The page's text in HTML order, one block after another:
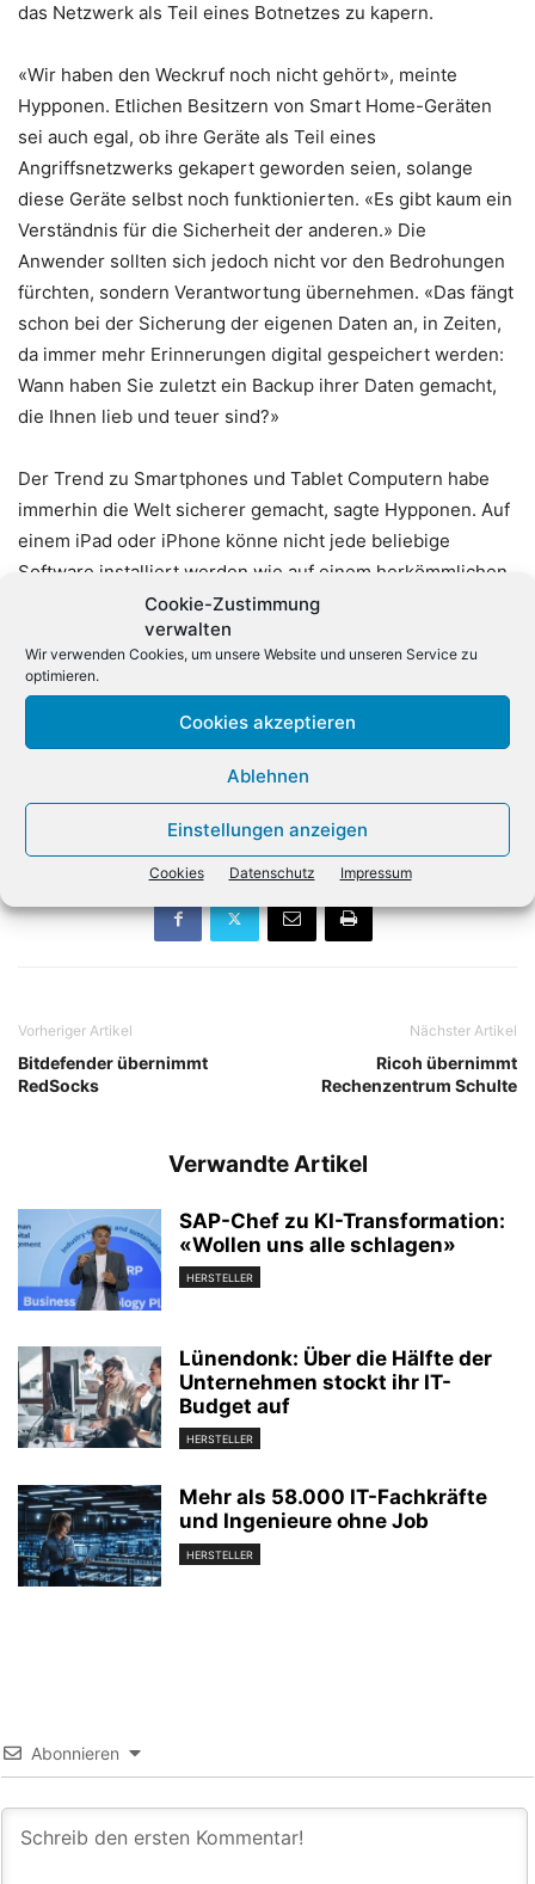
Cookie-Zustimmung
verwalten
Wir verwenden Cookies, um unsere Website und unseren Service zu
optimieren.
Cookies akzeptieren
Ablehnen
Einstellungen anzeigen
Cookies Datenschutz Impressum
das Netzwerk als Teil eines Botnetzes zu kapern.
«Wir haben den Weckruf noch nicht gehört», meinte
Hypponen. Etlichen Besitzern von Smart Home-Geräten
sei auch egal, ob ihre Geräte als Teil eines
Angriffsnetzwerks gekapert geworden seien, solange
diese Geräte selbst noch funktionierten. «Es gibt kaum ein
Verständnis für die Sicherheit der anderen.» Die
Anwender sollten sich jedoch nicht vor den Bedrohungen
fürchten, sondern Verantwortung übernehmen. «Das fängt
schon bei der Sicherung der eigenen Daten an, in Zeiten,
da immer mehr Erinnerungen digital gespeichert werden:
Wann haben Sie zuletzt ein Backup ihrer Daten gemacht,
die Ihnen lieb und teuer sind?»
Der Trend zu Smartphones und Tablet Computern habe
immerhin die Welt sicherer gemacht, sagte Hypponen. Auf
einem iPad oder iPhone könne nicht jede beliebige
Software installiert werden wie auf einem herkömmlichen
Windows-PC. Und selbst das offenere Betriebssystem
Android, bei dem die Installation von Schadsoftware
leichter möglich ist, sei sicherer als das PC-System
Windows. Problematisch zu bewerten sei allerdings die
Tatsache, dass die Mehrzahl der Android-Geräte nicht mit
nicht auf die neuste Android-Version gebracht werden
Vorheriger Artikel
Bitdefender übernimmt
RedSocks
Nächster Artikel
Ricoh übernimmt
Rechenzentrum Schulte
Verwandte Artikel
SAP-Chef zu KI-Transformation:
«Wollen uns alle schlagen»
HERSTELLER
Lünendonk: Über die Hälfte der
Unternehmen stockt ihr IT-
Budget auf
HERSTELLER
Mehr als 58.000 IT-Fachkräfte
und Ingenieure ohne Job
HERSTELLER
Abonnieren